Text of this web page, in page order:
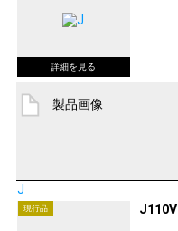
製品画像
J
現行品